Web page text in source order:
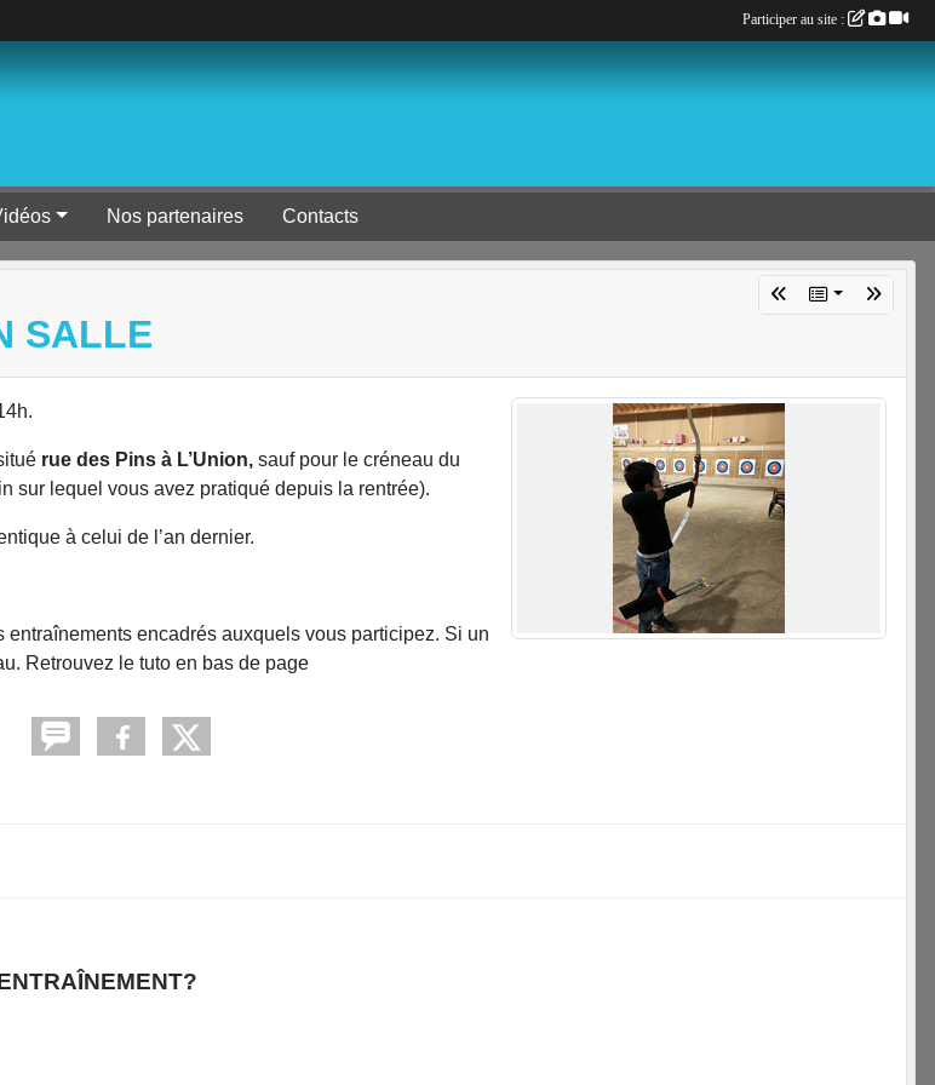
Nos partenaires Contacts
SALLE
rue des Pins à L’Union, sauf pour le créneau du
sur lequel vous avez pratiqué depuis la rentrée).
à celui de l’an dernier.
entraînements encadrés auxquels vous participez. Si un
Retrouvez le tuto en bas de page
Participer au site :